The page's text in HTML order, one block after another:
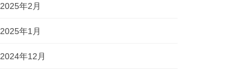
2025年2月
2025年1月
2024年12月